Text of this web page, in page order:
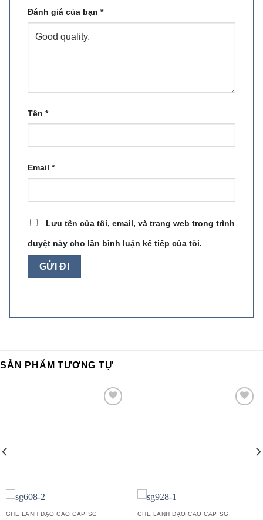
Đánh giá của bạn *
Tên *
Email *
Lưu tên của tôi, email, và trang web trong trình
duyệt này cho lần bình luận kế tiếp của tôi.
SẢN PHẨM TƯƠNG TỰ
GHẾ LÃNH ĐẠO CAO CẤP SG GHẾ LÃNH ĐẠO CAO CẤP SG